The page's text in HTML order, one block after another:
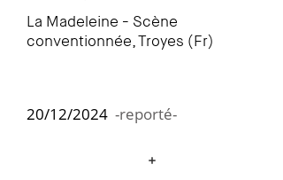
La Madeleine - Scène
conventionnée, Troyes (Fr)
20/12/2024 -reporté-